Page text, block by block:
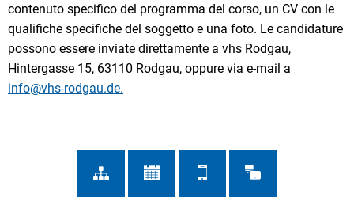
contenuto specifico del programma del corso, un CV con le
qualifiche specifiche del soggetto e una foto. Le candidature
possono essere inviate direttamente a vhs Rodgau,
Hintergasse 15, 63110 Rodgau, oppure via e-mail a
info@vhs-rodgau.de.